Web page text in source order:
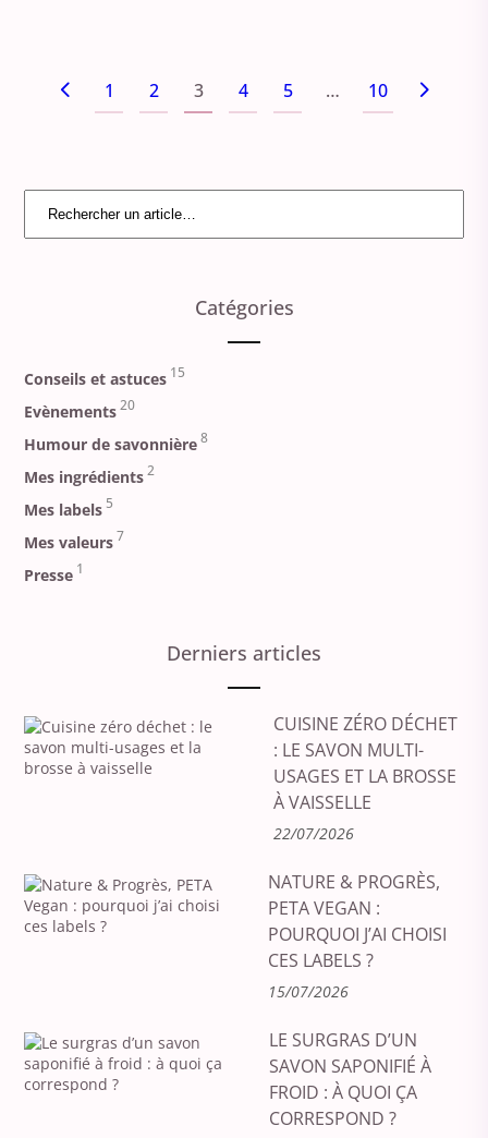
1 2 3 4 5 … 10
Catégories
Conseils et astuces 15
Evènements 20
Humour de savonnière 8
Mes ingrédients 2
Mes labels 5
Mes valeurs 7
Presse 1
Derniers articles
CUISINE ZÉRO DÉCHET
: LE SAVON MULTI-
USAGES ET LA BROSSE
À VAISSELLE
22/07/2026
NATURE & PROGRÈS,
PETA VEGAN :
POURQUOI J’AI CHOISI
CES LABELS ?
15/07/2026
LE SURGRAS D’UN
SAVON SAPONIFIÉ À
FROID : À QUOI ÇA
CORRESPOND ?